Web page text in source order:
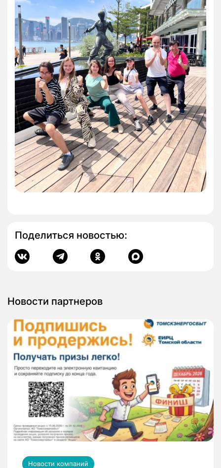
Поделиться новостью:
Новости партнеров
Новости компаний